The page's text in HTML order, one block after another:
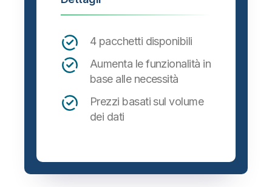
4 pacchetti disponibili
Aumenta le funzionalità in
base alle necessità
Prezzi basati sul volume
dei dati